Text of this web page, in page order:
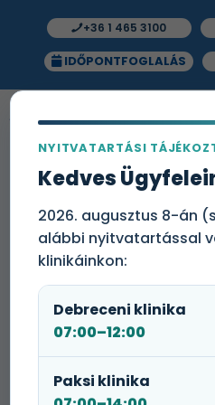
+36 1 465 3100
IDŐPONTFOGLALÁS
(Székesfehérvár)
A Medicare
magánegészségügyi
NYITVATARTÁSI
Kedves
2026. augusztus 8-án
alábbi nyitvatartással
klinikáinkon:
Debreceni klinika
07:00–12:00
Paksi klinika